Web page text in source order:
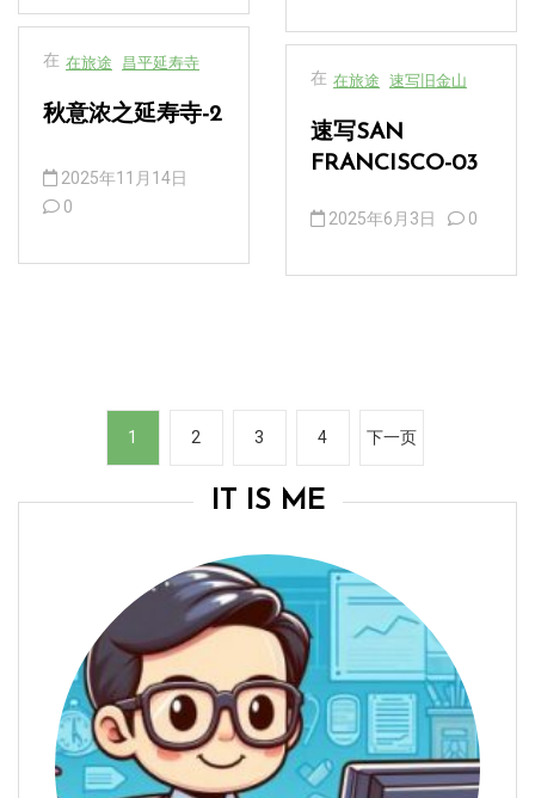
在 在旅途 昌平延寿寺
秋意浓之延寿寺-2
2025年11月14日
0
在 在旅途 速写旧金山
速写SAN
FRANCISCO-03
2025年6月3日 0
分
1 2 3 4 下一页
IT IS ME